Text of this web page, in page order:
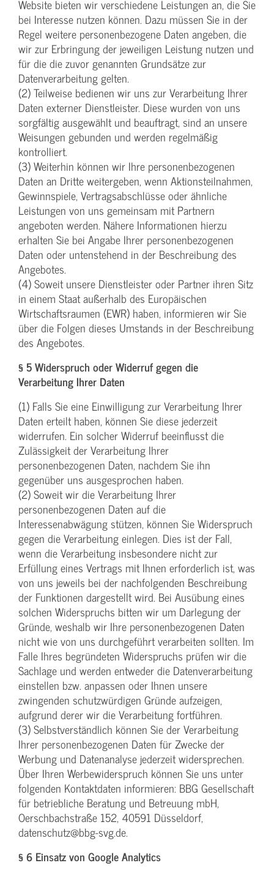
Website bieten wir verschiedene Leistungen an, die Sie
bei Interesse nutzen können. Dazu müssen Sie in der
Regel weitere personenbezogene Daten angeben, die
wir zur Erbringung der jeweiligen Leistung nutzen und
für die die zuvor genannten Grundsätze zur
Datenverarbeitung gelten.
(2) Teilweise bedienen wir uns zur Verarbeitung Ihrer
Daten externer Dienstleister. Diese wurden von uns
sorgfältig ausgewählt und beauftragt, sind an unsere
Weisungen gebunden und werden regelmäßig
kontrolliert.
(3) Weiterhin können wir Ihre personenbezogenen
Daten an Dritte weitergeben, wenn Aktionsteilnahmen,
Gewinnspiele, Vertragsabschlüsse oder ähnliche
Leistungen von uns gemeinsam mit Partnern
angeboten werden. Nähere Informationen hierzu
erhalten Sie bei Angabe Ihrer personenbezogenen
Daten oder untenstehend in der Beschreibung des
Angebotes.
(4) Soweit unsere Dienstleister oder Partner ihren Sitz
in einem Staat außerhalb des Europäischen
Wirtschaftsraumen (EWR) haben, informieren wir Sie
über die Folgen dieses Umstands in der Beschreibung
des Angebotes.
§ 5 Widerspruch oder Widerruf gegen die
Verarbeitung Ihrer Daten
(1) Falls Sie eine Einwilligung zur Verarbeitung Ihrer
Daten erteilt haben, können Sie diese jederzeit
widerrufen. Ein solcher Widerruf beeinflusst die
Zulässigkeit der Verarbeitung Ihrer
personenbezogenen Daten, nachdem Sie ihn
gegenüber uns ausgesprochen haben.
(2) Soweit wir die Verarbeitung Ihrer
personenbezogenen Daten auf die
Interessenabwägung stützen, können Sie Widerspruch
gegen die Verarbeitung einlegen. Dies ist der Fall,
wenn die Verarbeitung insbesondere nicht zur
Erfüllung eines Vertrags mit Ihnen erforderlich ist, was
von uns jeweils bei der nachfolgenden Beschreibung
der Funktionen dargestellt wird. Bei Ausübung eines
solchen Widerspruchs bitten wir um Darlegung der
Gründe, weshalb wir Ihre personenbezogenen Daten
nicht wie von uns durchgeführt verarbeiten sollten. Im
Falle Ihres begründeten Widerspruchs prüfen wir die
Sachlage und werden entweder die Datenverarbeitung
einstellen bzw. anpassen oder Ihnen unsere
zwingenden schutzwürdigen Gründe aufzeigen,
aufgrund derer wir die Verarbeitung fortführen.
(3) Selbstverständlich können Sie der Verarbeitung
Ihrer personenbezogenen Daten für Zwecke der
Werbung und Datenanalyse jederzeit widersprechen.
Über Ihren Werbewiderspruch können Sie uns unter
folgenden Kontaktdaten informieren: BBG Gesellschaft
für betriebliche Beratung und Betreuung mbH,
Oerschbachstraße 152, 40591 Düsseldorf,
datenschutz@bbg-svg.de.
§ 6 Einsatz von Google Analytics